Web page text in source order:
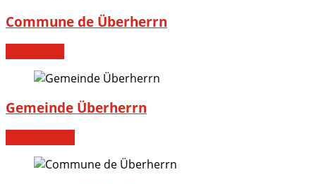
Commune de Überherrn
Gemeinde Überherrn